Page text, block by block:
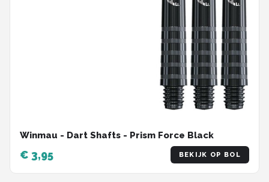
Winmau - Dart Shafts - Prism Force Black
€ 3,95 BEKIJK OP BOL